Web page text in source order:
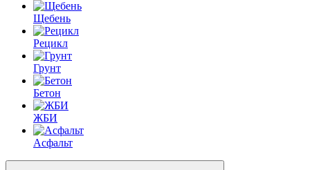
Щебень
Рецикл
Грунт
Бетон
ЖБИ
Асфальт